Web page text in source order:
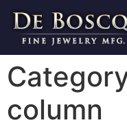
column